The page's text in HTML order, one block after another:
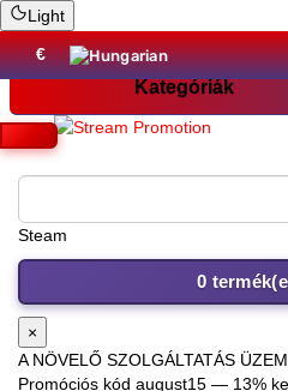
Light
€
Instag
0
×
A NÖVELŐ SZOLGÁLTATÁS
Promóciós kód august15 — 13%
Kategóriák